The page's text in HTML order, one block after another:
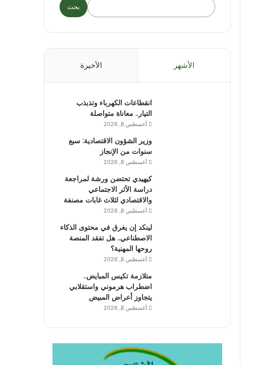
بحث
الأشهر الأخيرة
انقطاعات الكهرباء وتذبذب
التيار.. معاناة متواصلة
أغسطس 8, 2026
وزير الشؤون الاقتصادية: سبع
سنوات من الإنجاز
أغسطس 8, 2026
كيهيدي تحتضن ورشة لمراجعة
دراسة الأثر الاجتماعي
والاقتصادي لثلاث غابات مصنفة
أغسطس 8, 2026
لينكد إن يغرق في محتوى الذكاء
الاصطناعي.. هل تفقد المنصة
روحها المهنية؟
أغسطس 8, 2026
متلازمة تكيس المبايض..
اضطراب هرموني واستقلابي
يتجاوز أعراض المبيض
أغسطس 8, 2026